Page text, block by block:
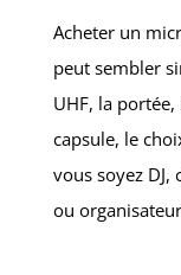
Acheter un
peut sembler
UHF, la
capsule, le
vous soyez
ou